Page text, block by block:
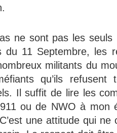
ne sont pas les seuls
du 11 Septembre, les
militants du
qu’ils
Il suffit de lire les
ou de NWO à mon
une attitude qui ne